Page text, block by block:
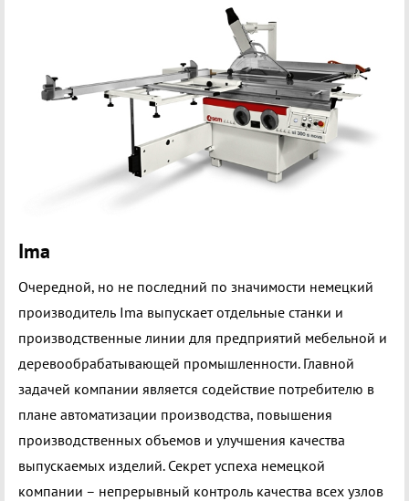
Ima
Очередной, но не последний по значимости немецкий
производитель Ima выпускает отдельные станки и
производственные линии для предприятий мебельной и
деревообрабатывающей промышленности. Главной
задачей компании является содействие потребителю в
плане автоматизации производства, повышения
производственных объемов и улучшения качества
выпускаемых изделий. Секрет успеха немецкой
компании – непрерывный контроль качества всех узлов